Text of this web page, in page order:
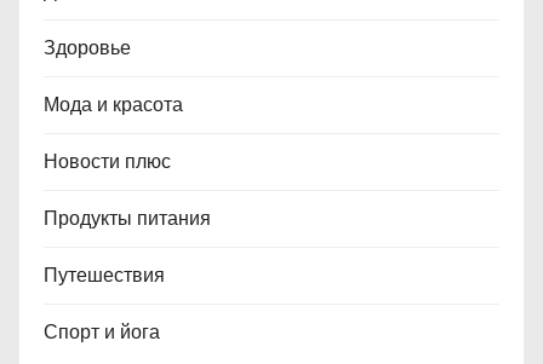
Здоровье
Мода и красота
Новости плюс
Продукты питания
Путешествия
Спорт и йога